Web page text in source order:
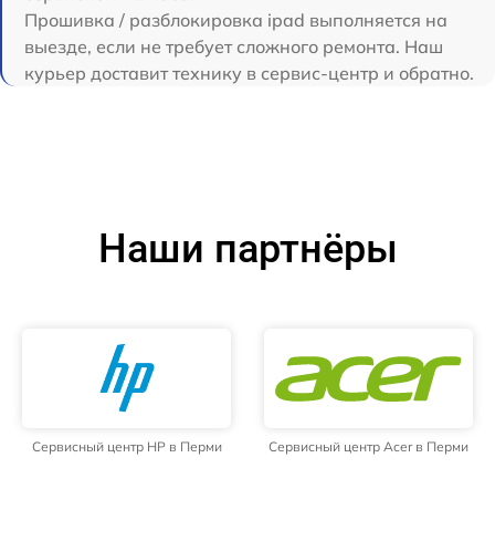
Прошивка / разблокировка ipad выполняется на
выезде, если не требует сложного ремонта. Наш
курьер доставит технику в сервис-центр и обратно.
Наши партнёры
Сервисный центр HP в Перми Сервисный центр Acer в Перми